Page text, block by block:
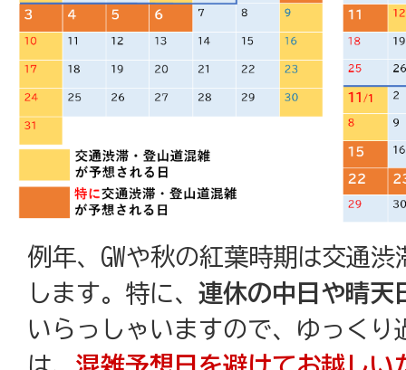
例年、GWや秋の紅葉時期は交通
します。特に、 連休の中日や晴天
いらっしゃいますので、ゆっくり
は、 混雑予想日を避けてお越しい